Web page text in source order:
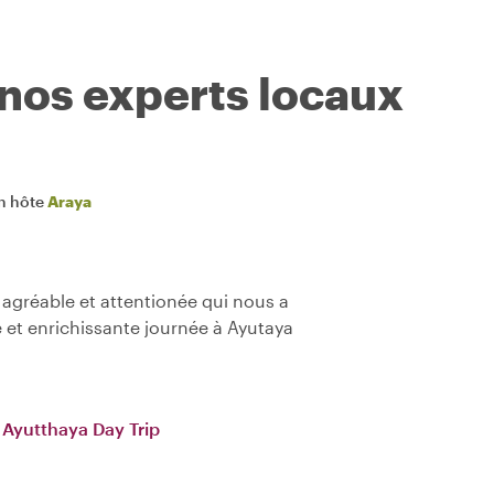
experts locaux
hôteAraya
et attentionée qui nous a
enrichissante journée à Ayutaya
Day Trip